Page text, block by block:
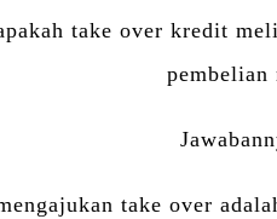
take over kredit
pembelian
take over